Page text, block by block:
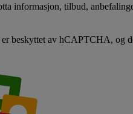
informasjon, tilbud,
er beskyttet av hCAPTCHA, og